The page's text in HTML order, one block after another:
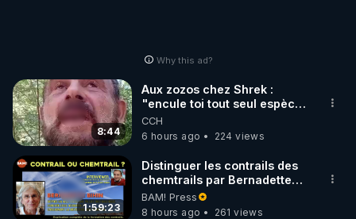
Why this ad?
8:44
Aux zozos chez Shrek :
"encule toi tout seul espèce
de mal polish"
CCH
6 hours ago
224 views
1:59:23
Distinguer les contrails des
chemtrails par Bernadette
Bihin
BAM! Press
8 hours ago
261 views